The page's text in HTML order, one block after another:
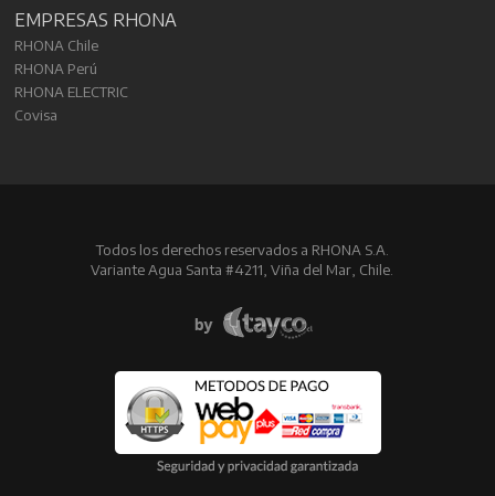
EMPRESAS RHONA
RHONA Chile
RHONA Perú
RHONA ELECTRIC
Covisa
Todos los derechos reservados a RHONA S.A.
Variante Agua Santa #4211, Viña del Mar, Chile.